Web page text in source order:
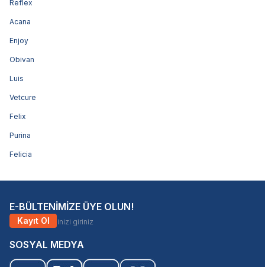
Reflex
Acana
Enjoy
Obivan
Luis
Vetcure
Felix
Purina
Felicia
E-BÜLTENİMİZE ÜYE OLUN!
Kayıt Ol
SOSYAL MEDYA